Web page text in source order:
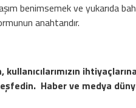
benimsemek ve yukarıda
anahtarıdır.
Haber ve medya